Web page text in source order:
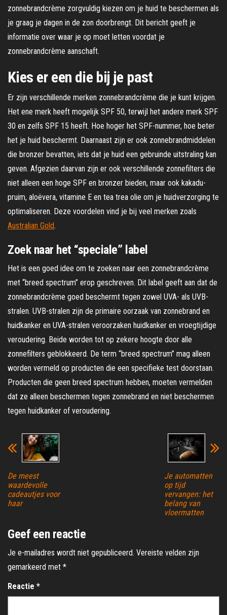
zonnebrandcrème zorgvuldig kiezen om je huid te beschermen als
je graag je dagen in de zon doorbrengt. Dit bericht geeft je
informatie over waar je op moet letten voordat je
zonnebrandcrème aanschaft.
Kies er een die bij je past
Er zijn verschillende merken zonnebrandcrème die je kunt krijgen.
Het ene merk heeft mogelijk SPF 50, terwijl het andere merk SPF
30 en zelfs SPF 15 heeft. Hoe hoger het SPF-nummer, hoe beter
het je huid beschermt. Daarnaast zijn er ook zonnebrandmiddelen
die bronzer bevatten, iets dat je huid een gebruinde uitstraling kan
geven. Afgezien daarvan zijn er ook verschillende zonnefilters die
niet alleen een hoge SPF en bronzer bieden, maar ook kakadu-
pruim, aloëvera, vitamine E en tea trea olie om je huidverzorging te
optimaliseren. Deze voordelen vind je bij veel merken zoals
Australian Gold.
Zoek naar het “speciale” label
Het is een goed idee om te zoeken naar een zonnebrandcrème
met “breed spectrum” erop geschreven. Dit label geeft aan dat de
zonnebrandcrème goed beschermt tegen zowel UVA- als UVB-
stralen. UVB-stralen zijn de primaire oorzaak van zonnebrand en
huidkanker en UVA-stralen veroorzaken huidkanker en vroegtijdige
veroudering. Beide worden tot op zekere hoogte door alle
zonnefilters geblokkeerd. De term “breed spectrum” mag alleen
worden vermeld op producten die een specifieke test doorstaan.
Producten die geen breed spectrum hebben, moeten vermelden
dat ze alleen beschermen tegen zonnebrand en niet beschermen
tegen huidkanker of veroudering.
De meest
waardevolle
cadeautjes voor
haar
Je automatten
op tijd
vervangen: het
belang van
vloermatten
Geef een reactie
Je e-mailadres wordt niet gepubliceerd. Vereiste velden zijn
gemarkeerd met *
Reactie *